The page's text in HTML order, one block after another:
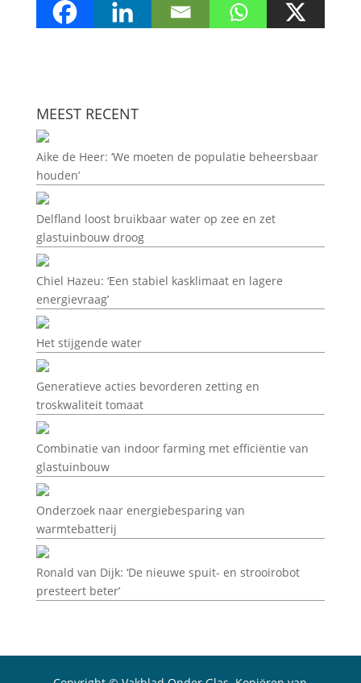
MEEST RECENT
Aike de Heer: ‘We moeten de populatie beheersbaar
houden’
Delfland loost bruikbaar water op zee en zet
glastuinbouw droog
Chiel Hazeu: ‘Een stabiel kasklimaat en lagere
energievraag’
Het stijgende water
Generatieve acties bevorderen zetting en
troskwaliteit tomaat
Combinatie van indoor farming met efficiëntie van
glastuinbouw
Onderzoek naar energiebesparing van
warmtebatterij
Ronald van Dijk: ‘De nieuwe spuit- en strooirobot
presteert beter’